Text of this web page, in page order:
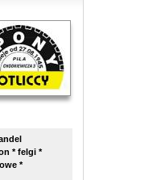
* felgi *
*